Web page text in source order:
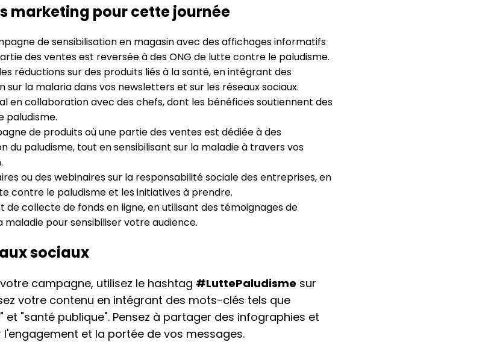
marketing pour cette journée
de sensibilisation en magasin avec des affichages informatifs
des ventes est reversée à des ONG de lutte contre le paludisme.
réductions sur des produits liés à la santé, en intégrant des
sur la malaria dans vos newsletters et sur les réseaux sociaux.
en collaboration avec des chefs, dont les bénéfices soutiennent des
paludisme.
de produits où une partie des ventes est dédiée à des
du paludisme, tout en sensibilisant sur la maladie à travers vos
ou des webinaires sur la responsabilité sociale des entreprises, en
contre le paludisme et les initiatives à prendre.
de collecte de fonds en ligne, en utilisant des témoignages de
pour sensibiliser votre audience.
sociaux
campagne, utilisez le hashtag #LuttePaludisme sur
votre contenu en intégrant des mots-clés tels que
et "santé publique". Pensez à partager des infographies et
et la portée de vos messages.